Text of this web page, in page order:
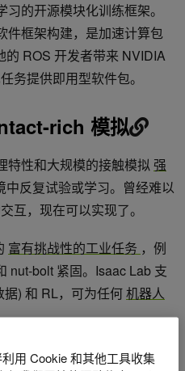
的开源模块化训练框架。
件框架构建，是加速计算包
ROS 开发者带来 NVIDIA
务提供即用型软件包。
rich 模拟
特性和大规模的接触模拟 强
中反复试验或学习。曾经难以
互，现在可以实现了。
富有挑战性的工业任务 ，例
nut-bolt 紧固。Isaac Lab 支
) 和 RL，可为任何机器人
用 Cookie 和其他工具收集